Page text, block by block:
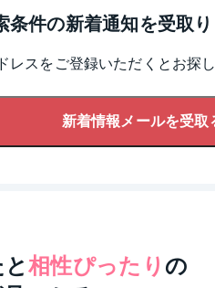
条件の新着通知を受取
レスをご登録いただくとお探
新着情報メールを受取
相性ぴったり の